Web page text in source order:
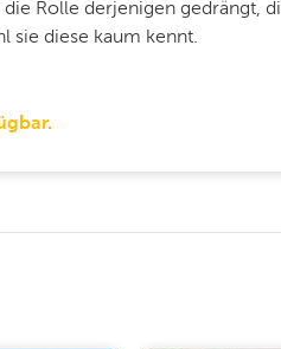
Rolle derjenigen gedrängt,
sie diese kaum kennt.